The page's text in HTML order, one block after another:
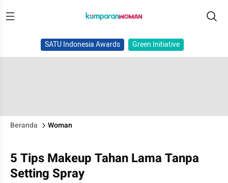
SATU Indonesia Awards Green Initiative
Beranda Woman
5 Tips Makeup Tahan Lama Tanpa
Setting Spray